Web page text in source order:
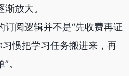
放大。
阅逻辑并不是“先收费再证
习惯把学习任务搬进来，再
。